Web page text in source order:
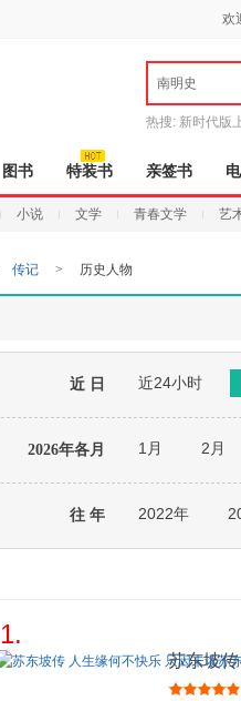
欢
南明史
热搜: 新时代版
图书 特装书 亲签书
小说 文学 青春文学 艺
传记 > 历史人物
近 日 近24小时
2026年各月 1月 2月
往 年 2022年
1.
苏东坡